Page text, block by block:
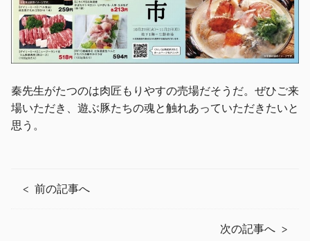
秦先生がたつのは肉匠もりやすの売場だそうだ。ぜひご来
場いただき、遊ぶ豚たちの魂と触れあっていただきたいと
思う。
前の記事へ
次の記事へ